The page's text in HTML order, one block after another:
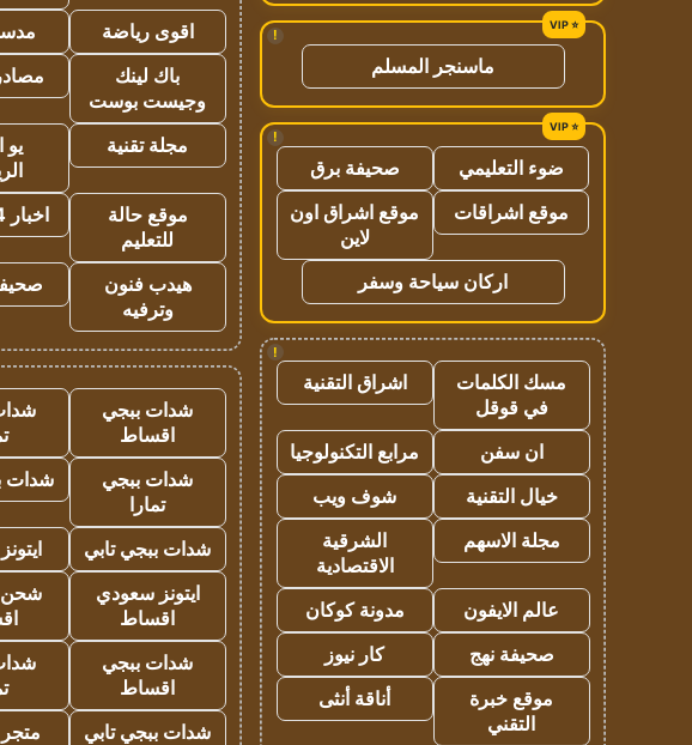
!
ماسنجر المسلم
!
ضوء التعليمي
صحيفة برق
موقع اشراقات
موقع اشراق اون
لاين
اركان سياحة وسفر
!
مسك الكلمات
في قوقل
اشراق التقنية
ان سفن
مرابع التكنولوجيا
خيال التقنية
شوف ويب
مجلة الاسهم
الشرقية
الاقتصادية
عالم الايفون
مدونة كوكان
صحيفة نهج
كار نيوز
موقع خبرة
التقني
أناقة أنثى
اقوى رياضة
باك لينك
وجيست بوست
مجلة تقنية
يو
موقع حالة
للتعليم
اخبار 24 ساعة
هيدب فنون
وترفيه
شدات ببجي
اقساط
شدات ببجي
تمارا
شدات
شدات ببجي تابي
ايتونز سعودي
اقساط
شحن
شدات ببجي
اقساط
شدات ببجي تابي